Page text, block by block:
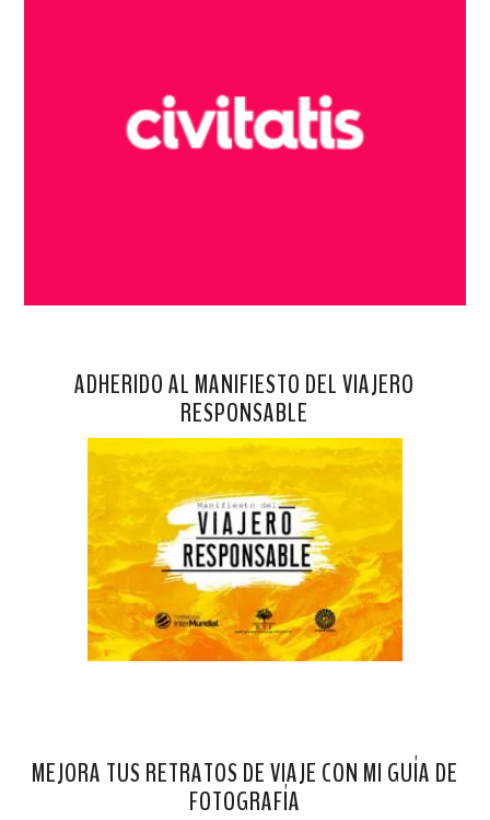
ADHERIDO AL MANIFIESTO DEL VIAJERO
RESPONSABLE
MEJORA TUS RETRATOS DE VIAJE CON MI GUÍA DE
FOTOGRAFÍA